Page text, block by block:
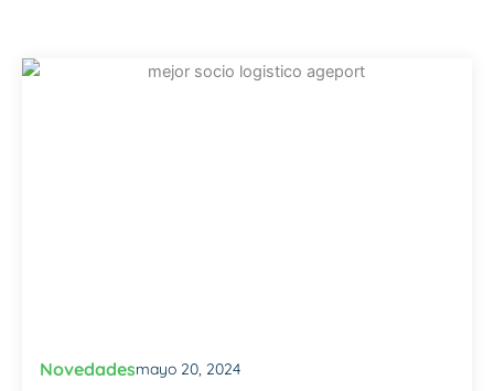
Novedadesmayo 20, 2024